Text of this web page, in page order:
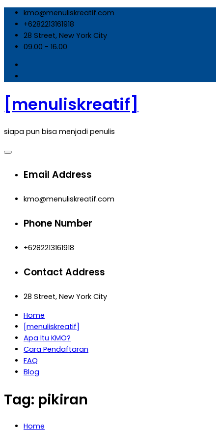
Skip
content
kmo@menuliskreatif.com
+6282213161918
28 Street, New York City
09.00 - 16.00
[menuliskreatif]
siapa pun bisa menjadi penulis
Email Address
kmo@menuliskreatif.com
Phone Number
+6282213161918
Contact Address
28 Street, New York City
Home
[menuliskreatif]
Apa Itu KMO?
Cara Pendaftaran
FAQ
Blog
Tag: pikiran
Home